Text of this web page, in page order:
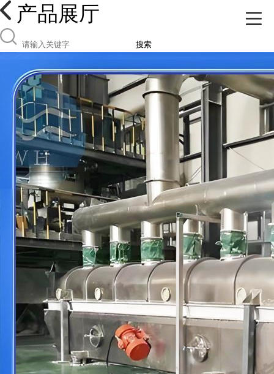
产品展厅
搜索